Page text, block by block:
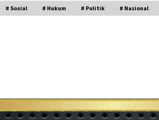
# Sosial # Hukum # Politik # Nasional